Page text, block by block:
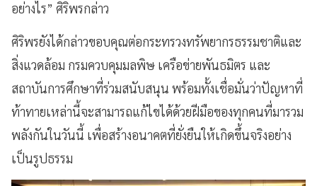
อย่างไร” ศิริพรกล่าว
ศิริพรยังได้กล่าวขอบคุณต่อกระทรวงทรัพยากรธรรมชาติและ
สิ่งแวดล้อม กรมควบคุมมลพิษ เครือข่ายพันธมิตร และ
สถาบันการศึกษาที่ร่วมสนับสนุน พร้อมทั้งเชื่อมั่นว่าปัญหาที่
ท้าทายเหล่านี้จะสามารถแก้ไขได้ด้วยฝีมือของทุกคนที่มารวม
พลังกันในวันนี้ เพื่อสร้างอนาคตที่ยั่งยืนให้เกิดขึ้นจริงอย่าง
เป็นรูปธรรม